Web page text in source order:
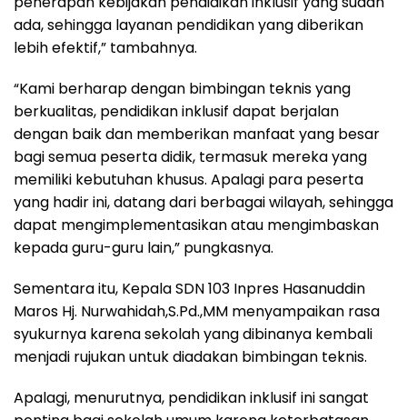
ada, sehingga layanan pendidikan yang diberikan
lebih efektif,” tambahnya.
“Kami berharap dengan bimbingan teknis yang
berkualitas, pendidikan inklusif dapat berjalan
dengan baik dan memberikan manfaat yang besar
bagi semua peserta didik, termasuk mereka yang
memiliki kebutuhan khusus. Apalagi para peserta
yang hadir ini, datang dari berbagai wilayah, sehingga
dapat mengimplementasikan atau mengimbaskan
kepada guru-guru lain,” pungkasnya.
Sementara itu, Kepala SDN 103 Inpres Hasanuddin
Maros Hj. Nurwahidah,S.Pd.,MM menyampaikan rasa
syukurnya karena sekolah yang dibinanya kembali
menjadi rujukan untuk diadakan bimbingan teknis.
Apalagi, menurutnya, pendidikan inklusif ini sangat